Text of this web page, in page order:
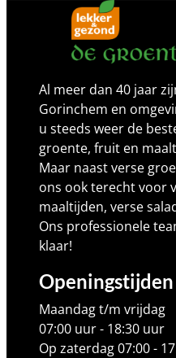
Al meer dan 40 jaar
Gorinchem en
u steeds weer de
groente, fruit en
Maar naast verse
ons ook terecht voor
maaltijden, verse
Ons professionele
klaar!
Openingstijden
Maandag t/m vrijdag
07:00 uur - 18:30 uur
Op zaterdag 07:00 -